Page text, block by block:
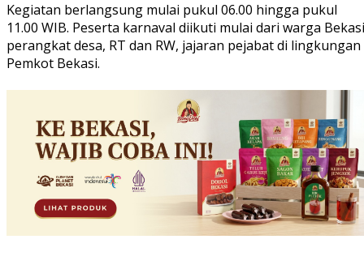
Kegiatan berlangsung mulai pukul 06.00 hingga pukul
11.00 WIB. Peserta karnaval diikuti mulai dari warga
perangkat desa, RT dan RW, jajaran pejabat di lingkungan
Pemkot Bekasi.